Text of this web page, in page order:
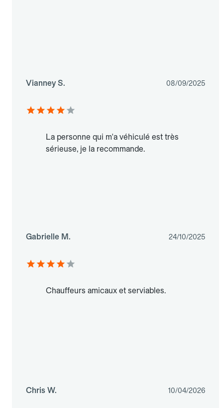
Vianney S. 08/09/2025
La personne qui m'a véhiculé est très
sérieuse, je la recommande.
Gabrielle M. 24/10/2025
Chauffeurs amicaux et serviables.
Chris W. 10/04/2026